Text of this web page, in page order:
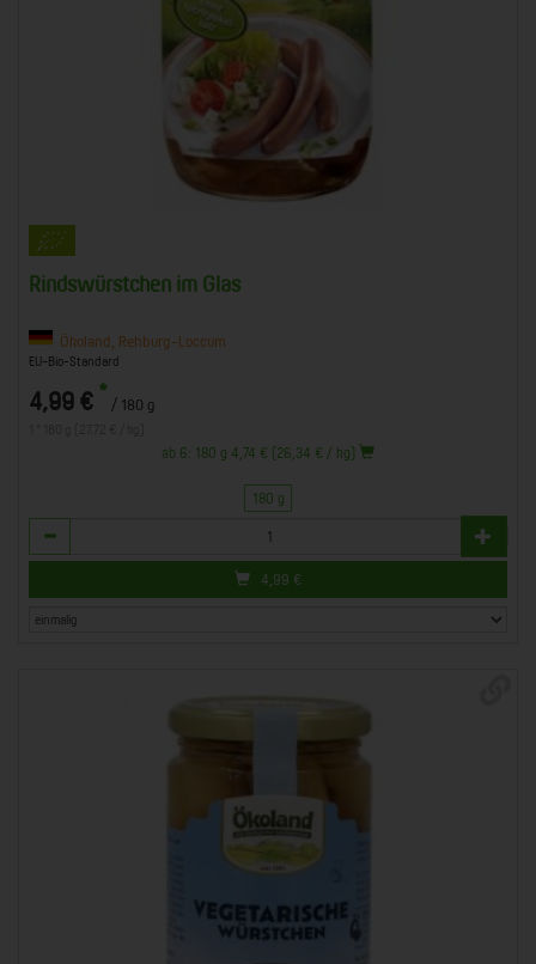
Rindswürstchen im Glas
Ökoland, Rehburg-Loccum
EU-Bio-Standard
4,99 € * / 180 g
ab 6: 180 g 4,74 € (26,34 € / kg)
180 g
Anzahl
4,99 €